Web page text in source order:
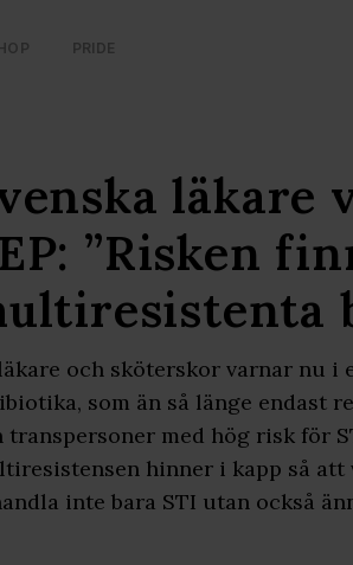
PRIDE
läkare
”Risken
och sköterskor varnar nu i
som än så länge endast
transpersoner med hög risk för
hinner i kapp så
inte bara STI utan också